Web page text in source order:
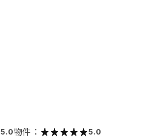
5.0物件： 5.0